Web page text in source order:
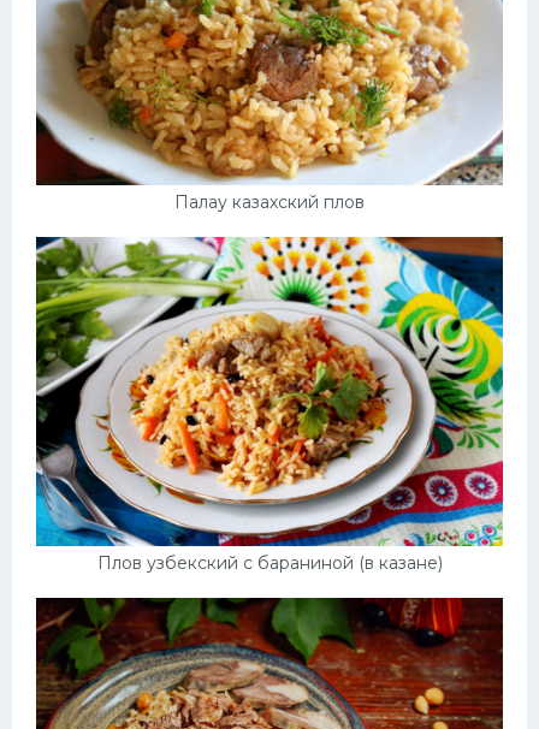
Палау казахский плов
Плов узбекский с бараниной (в казане)